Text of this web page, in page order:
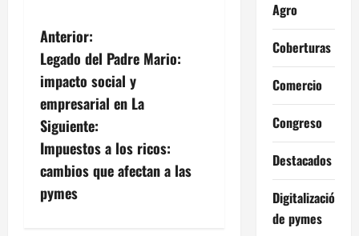
N
a
v
e
g
a
Anterior:
Legado del Padre Mario:
impacto social y
empresarial en La
Siguiente:
Impuestos a los ricos:
cambios que afectan a las
pymes
Agro
Coberturas
Comercio
Congreso
Destacados
Digitalización
de pymes